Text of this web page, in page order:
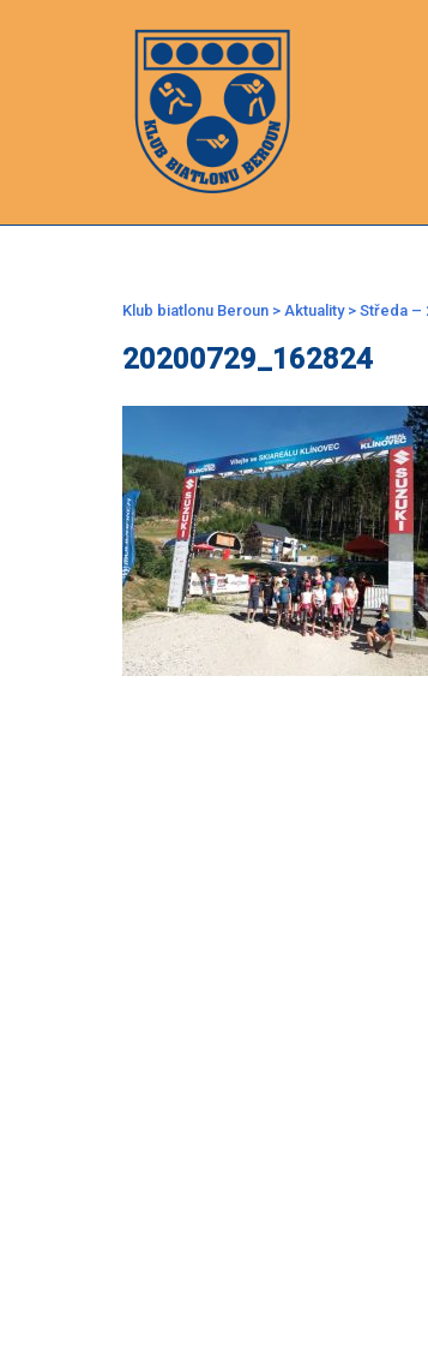
Klub biatlonu Beroun > Aktuality> Středa –
20200729_162824